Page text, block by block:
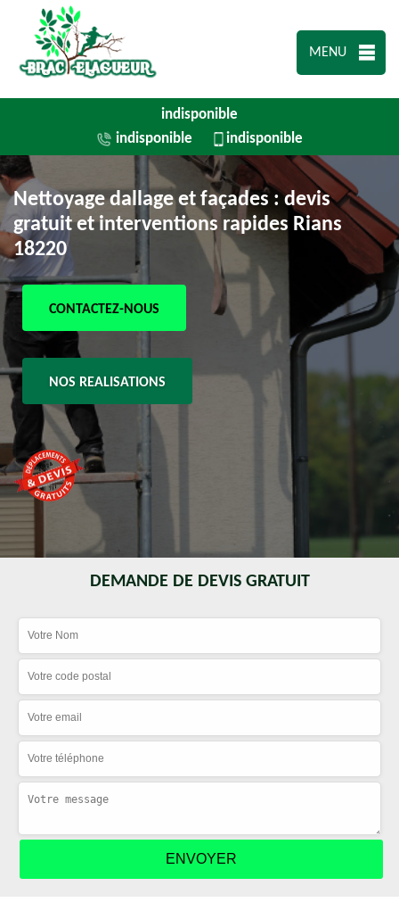
MENU
indisponible
indisponible
indisponible
Nettoyage dallage et façades : devis
gratuit et interventions rapides Rians
18220
CONTACTEZ-NOUS
NOS REALISATIONS
DEMANDE DE DEVIS GRATUIT